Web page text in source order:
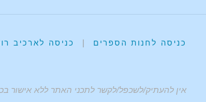
כניסה לחנות הספרים כניסה לארכיב
אין להעתיק/לשכפל/לקשר לתכני האתר ללא אישור